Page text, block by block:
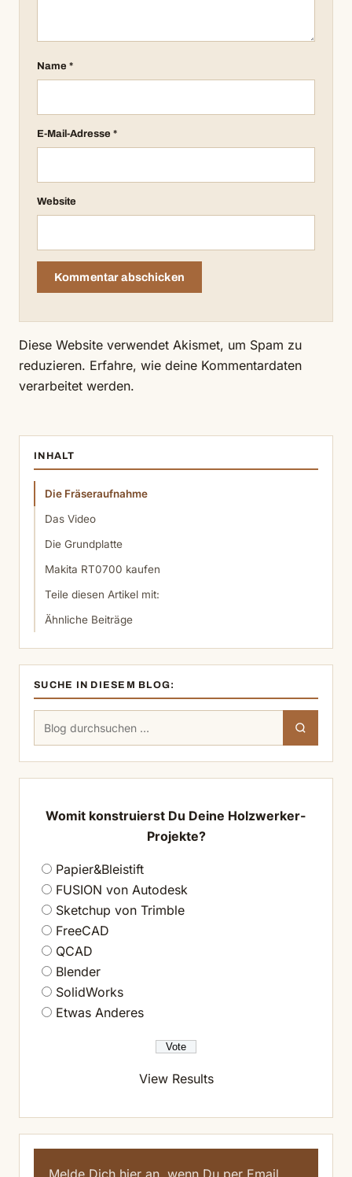
Name *
E-Mail-Adresse *
Website
Diese Website verwendet Akismet, um Spam zu
reduzieren. Erfahre, wie deine Kommentardaten
verarbeitet werden.
INHALT
Die Fräseraufnahme
Das Video
Die Grundplatte
Makita RT0700 kaufen
Teile diesen Artikel mit:
Ähnliche Beiträge
SUCHE IN DIESEM BLOG:
Suchen
Womit konstruierst Du Deine Holzwerker-
Projekte?
Papier&Bleistift
FUSION von Autodesk
Sketchup von Trimble
FreeCAD
QCAD
Blender
SolidWorks
Etwas Anderes
View Results
Melde Dich hier an, wenn Du per Email